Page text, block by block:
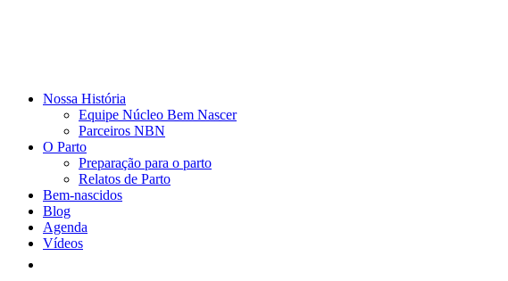
Nossa História
Equipe Núcleo Bem Nascer
Parceiros NBN
O Parto
Preparação para o parto
Relatos de Parto
Bem-nascidos
Blog
Agenda
Vídeos